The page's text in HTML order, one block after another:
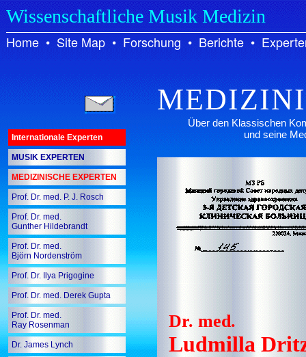
Wissenschaftliche Musik Medizin
Home • Site Map • Forschung • Berichte •
Über den Klassischen
und seine
Internationale Experten
MUSIK EXPERTEN
MEDIZINISCHE EXPERTEN
Prof. Dr. med. P. J. Rosch
Prof. Dr. med.
Gunther Hildebrandt
Prof. Dr. med.
Björn Nordenström
Prof. Dr. Ilya Prigogine
Prof. Dr. med. Derek Gupta
Prof. Dr. med.
Ray Rosenman
Dr. James Lynch
Dr. med.
Ludmilla